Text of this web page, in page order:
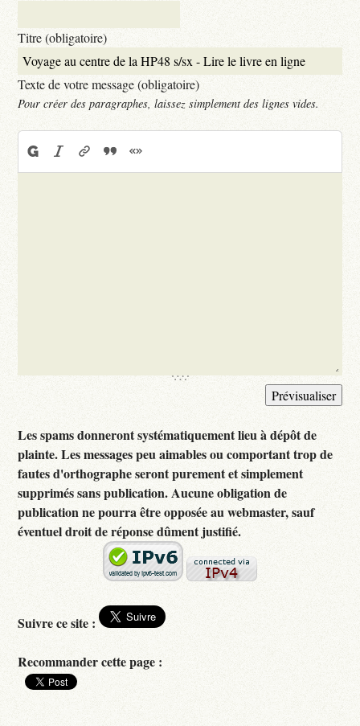
Titre (obligatoire)
Texte de votre message (obligatoire)
Pour créer des paragraphes, laissez simplement des lignes vides.
Les spams donneront systématiquement lieu à dépôt de
plainte. Les messages peu aimables ou comportant trop de
fautes d'orthographe seront purement et simplement
supprimés sans publication. Aucune obligation de
publication ne pourra être opposée au webmaster, sauf
éventuel droit de réponse dûment justifié.
Suivre ce site :
Recommander cette page :